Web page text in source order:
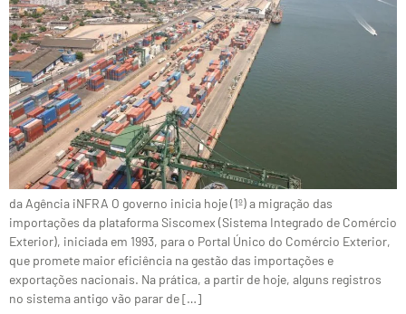
da Agência iNFRA O governo inicia hoje (1º) a migração das
importações da plataforma Siscomex (Sistema Integrado de Comércio
Exterior), iniciada em 1993, para o Portal Único do Comércio Exterior,
que promete maior eficiência na gestão das importações e
exportações nacionais. Na prática, a partir de hoje, alguns registros
no sistema antigo vão parar de […]